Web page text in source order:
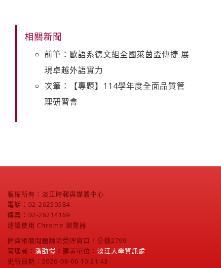
相關新聞
前筆：歐語系德文組全國萊茵盃傳捷 展
現卓越外語實力
次筆：【專題】114學年度全面品質管
理研習會
版權所有：淡江時報與媒體中心
電話：02-26250584
傳真：02-26214169
建議使用 Chrome 瀏覽器
個資相關問題請洽受理窗口，分機2799
管理者： 潘劭愷 / 建置單位： 淡江大學資訊處
更新日期：2026-08-06 10:21:43